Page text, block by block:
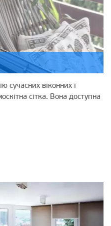
сучасних віконних і
сітка. Вона доступна